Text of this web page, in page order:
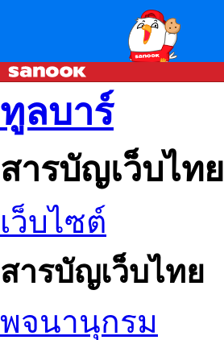
ทูลบาร์
สารบัญเว็บไทย
เว็บไซต์
สารบัญเว็บไทย
พจนานุกรม